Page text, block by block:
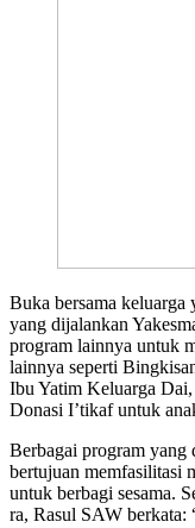
Buka bersama keluarga
yang dijalankan
program lainnya untuk
lainnya seperti
Ibu Yatim Keluarga
Donasi I’tikaf untuk
Berbagai program yang
bertujuan memfasilitasi
untuk berbagi sesama.
ra, Rasul SAW berkata: